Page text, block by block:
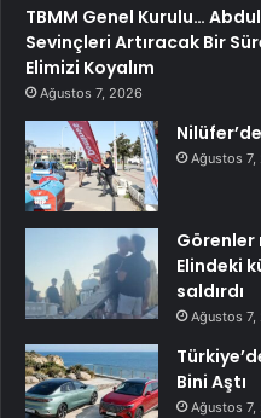
TBMM Genel Kurulu…
Sevinçleri Artıracak Bir
Elimizi Koyalım
Ağustos 7, 2026
Ağustos 7,
Görenler
Elindeki
saldırdı
Ağustos 7,
Bini Aştı
Ağustos 7,